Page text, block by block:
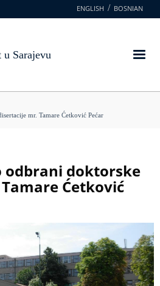
ENGLISH BOSNIAN
Sarajevu
mr. Tamare Ćetković Pećar
odbrani doktorske
Ćetković